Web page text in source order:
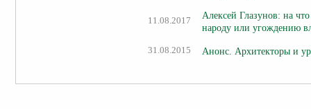
11.08.2017
Алексей Глазунов: на
народу или угождению
31.08.2015 Анонс. Архитекторы и